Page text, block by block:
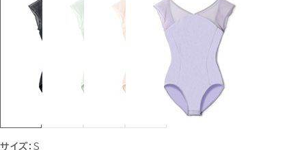
サイズ：S